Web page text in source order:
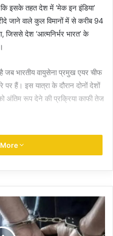
कि इसके तहत देश में ‘मेक इन इंडिया’
जाने वाले कुल विमानों में से करीब 94
जिससे देश ‘आत्मनिर्भर भारत’ के
भारतीय वायुसेना प्रमुख एयर चीफ
पर हैं। इस यात्रा के दौरान दोनों देशों
अंतिम रूप देने की प्रक्रिया काफी तेज
के सामने कुछ बेहद महत्वपूर्ण और
114 विमानों में से 88 सिंगल-सीटर